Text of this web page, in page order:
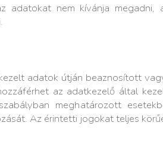
adatokat nem kívánja
adatok útján beaznosított
az adatkezelő által
meghatározott
Az érintetti jogokat teljes